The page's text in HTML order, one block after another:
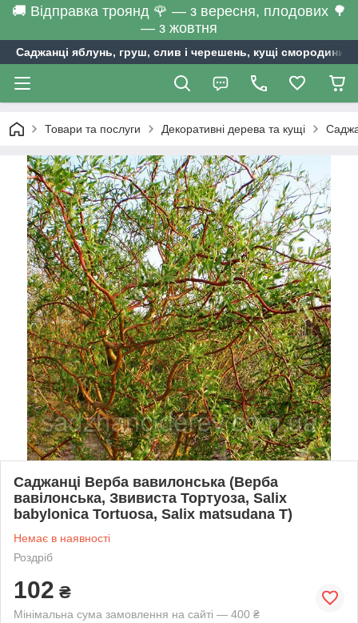
🚚 Відправка троянд 🌹 — з вересня, плодових 🌳
— з жовтня
Саджанці яблунь, груш, слив і черешень, кущі смородини
Товари та послуги Декоративні дерева та кущі
Саджанці Верба вавилонська (Верба
вавілонська, Звивиста Тортуоза, Salix
babylonica Tortuosa, Salix matsudana T)
Немає в наявності
Роздріб
102 ₴
Мінімальна сума замовлення на сайті — 400 ₴